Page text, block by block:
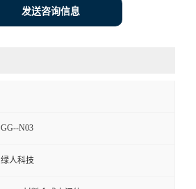
发送咨询信息
GG--N03
绿人科技